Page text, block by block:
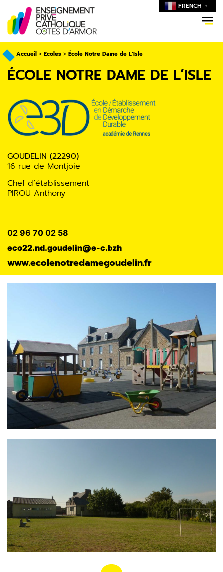
FRENCH ▼
Accueil > Ecoles > École Notre Dame de L’Isle
ÉCOLE NOTRE DAME DE L’ISLE
GOUDELIN (22290)
16 rue de Montjoie
Chef d’établissement :
PIROU Anthony
02 96 70 02 58
eco22.nd.goudelin@e-c.bzh
www.ecolenotredamegoudelin.fr